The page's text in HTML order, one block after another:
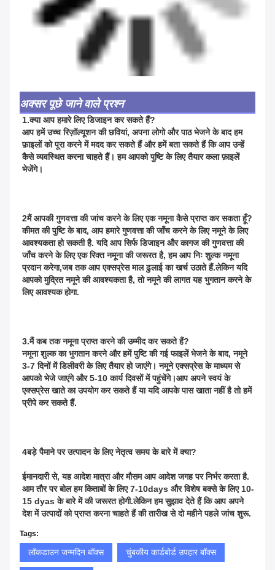
अक्सर पूछे जाने वाले प्रश्न
1.क्या आप हमारे लिए डिजाइन कर सकते हैं?
आप हमें उच्च रिज़ॉल्यूशन की छवियां, अपना लोगो और पाठ भेजने के बाद हम
फ़ाइलों को पूरा करने में मदद कर सकते हैं और हमें बता सकते हैं कि आप उन्हें
कैसे व्यवस्थित करना चाहते हैं। हम आपको पुष्टि के लिए तैयार कला फ़ाइलें
भेजेंगे।
2मैं आपकी गुणवत्ता की जांच करने के लिए एक नमूना कैसे प्राप्त कर सकता हूँ?
कीमत की पुष्टि के बाद, आप हमारे गुणवत्ता की जाँच करने के लिए नमूने के लिए
आवश्यकता हो सकती है. यदि आप सिर्फ डिजाइन और कागज की गुणवत्ता की
जाँच करने के लिए एक रिक्त नमूना की जरूरत है, हम आप निः शुल्क नमूना
प्रदान करेगा,जब तक आप एक्सप्रेस माल ढुलाई का खर्च उठाते हैं.लेकिन यदि
आपको मुद्रित नमूने की आवश्यकता है, तो नमूने की लागत यह भुगतान करने के
लिए आवश्यक होगा.
3.मैं कब तक नमूना प्राप्त करने की उम्मीद कर सकते हैं?
नमूना शुल्क का भुगतान करने और हमें पुष्टि की गई फाइलें भेजने के बाद, नमूने
3-7 दिनों में डिलीवरी के लिए तैयार हो जाएंगे। नमूने एक्सप्रेस के माध्यम से
आपको भेजे जाएंगे और 5-10 कार्य दिवसों में पहुंचेंगे।आप अपने स्वयं के
एक्सप्रेस खाते का उपयोग कर सकते हैं या यदि आपके पास खाता नहीं है तो हमें
प्रीपे कर सकते हैं.
4बड़े पैमाने पर उत्पादन के लिए नेतृत्व समय के बारे में क्या?
ईमानदारी से, यह आदेश मात्रा और मौसम आप आदेश जगह पर निर्भर करता है.
आम तौर पर बोल हम किताबों के लिए 7-10days और विशेष बक्से के लिए 10-
15 dyas के बारे में की जरूरत होगी.लेकिन हम सुझाव देते हैं कि आप अपने
देश में उत्पादों को प्राप्त करना चाहते हैं की तारीख से दो महीने पहले जांच शुरू.
Tags:
लॉकडाउन जन्मदिन बॉक्स चुंबकीय कार्डबोर्ड उपहार बॉक्स